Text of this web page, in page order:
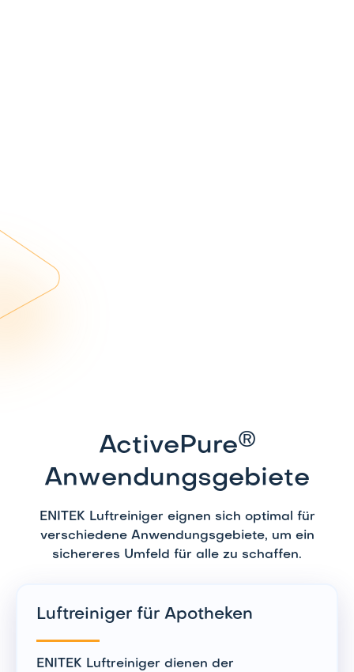
(Schalldruckpegel)
ActivePure®
Anwendungsgebiete
ENITEK Luftreiniger eignen sich optimal für
verschiedene Anwendungsgebiete, um ein
sichereres Umfeld für alle zu schaffen.
Luftreiniger für Apotheken
ENITEK Luftreiniger dienen der